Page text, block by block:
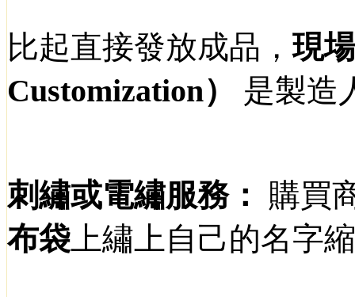
比起直接發放成品，現
Customization） 是製造
刺繡或電繡服務：
購買
布袋 上繡上自己的名字